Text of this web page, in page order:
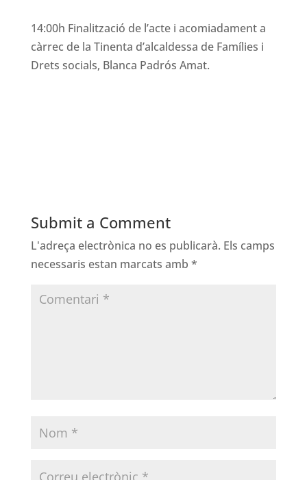
14:00h Finalització de l’acte i acomiadament a
càrrec de la Tinenta d’alcaldessa de Famílies i
Drets socials, Blanca Padrós Amat.
Submit a Comment
L'adreça electrònica no es publicarà. Els camps
necessaris estan marcats amb *